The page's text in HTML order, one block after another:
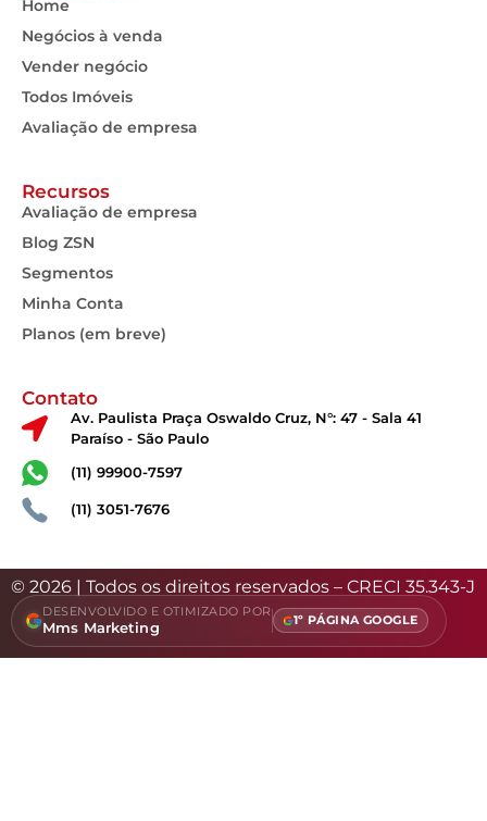
Home
Negócios à venda
Vender negócio
Todos Imóveis
Avaliação de empresa
Recursos
Avaliação de empresa
Blog ZSN
Segmentos
Minha Conta
Planos (em breve)
Contato
Av. Paulista Praça Oswaldo Cruz, N°: 47 - Sala 41
Paraíso - São Paulo
(11) 99900-7597
(11) 3051-7676
© 2026 | Todos os direitos reservados – CRECI 35.343-J
DESENVOLVIDO E OTIMIZADO POR
Mms Marketing 1º PÁGINA GOOGLE